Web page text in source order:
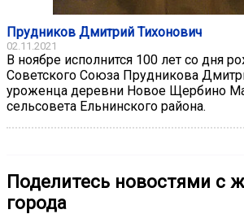
Прудников Дмитрий Тихонович
02.11.2021
В ноябре исполнится 100 лет со дня
Советского Союза Прудникова
уроженца деревни Новое Щербино
сельсовета Ельнинского района.
Поделитесь новостями с
города